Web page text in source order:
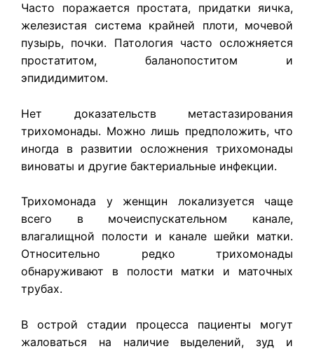
Часто поражается простата, придатки яичка,
железистая система крайней плоти, мочевой
пузырь, почки. Патология часто осложняется
простатитом, баланопоститом и
эпидидимитом.
Нет доказательств метастазирования
трихомонады. Можно лишь предположить, что
иногда в развитии осложнения трихомонады
виноваты и другие бактериальные инфекции.
Трихомонада у женщин локализуется чаще
всего в мочеиспускательном канале,
влагалищной полости и канале шейки матки.
Относительно редко трихомонады
обнаруживают в полости матки и маточных
трубах.
В острой стадии процесса пациенты могут
жаловаться на наличие выделений, зуд и